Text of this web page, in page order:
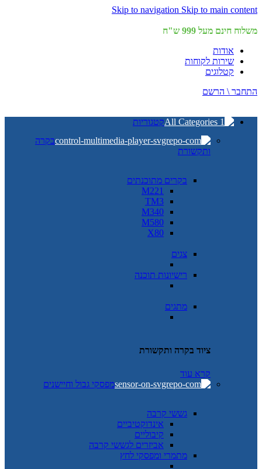
Skip to navigation Skip to main content
משלוח חינם מעל 999 ש"ח
אודות
שירות לקוחות
קטלוגים
התחבר \ הרשם
קטגוריות
בקרה
ותקשורת
בקרים מתוכנתים
M221
TM3
M340
M580
X80
צגים
רישיונות תוכנה
מתגים
ציוד בקרה ותקשורת
קרא עוד
מפסקי גבול וחיישנים
גששי קרבה
אינדוקטיביים
קיבוליים
אביזרים לגששי קרבה
מתמרי ומפסקי לחץ